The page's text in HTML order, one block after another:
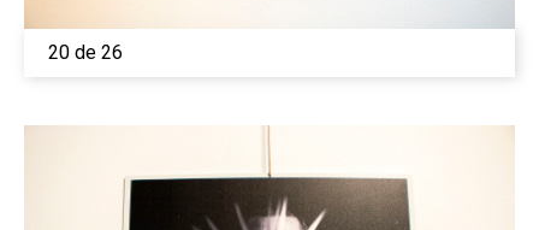
20 de 26